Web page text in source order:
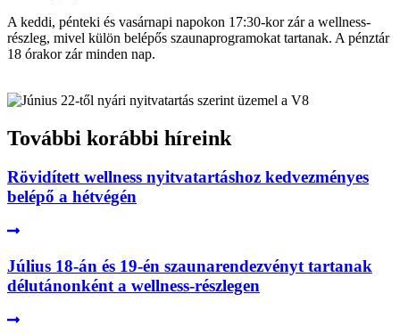
A keddi, pénteki és vasárnapi napokon 17:30-kor zár a wellness-
részleg, mivel külön belépős szaunaprogramokat tartanak. A pénztár
18 órakor zár minden nap.
További korábbi híreink
Rövidített wellness nyitvatartáshoz kedvezményes
belépő a hétvégén
Július 18-án és 19-én szaunarendezvényt tartanak
délutánonként a wellness-részlegen